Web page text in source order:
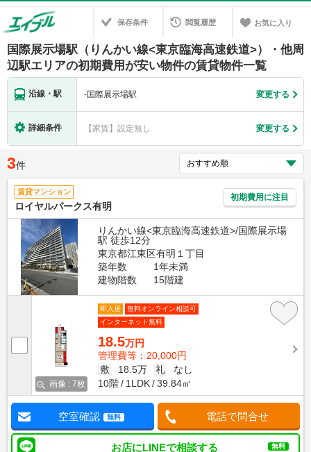
保存条件 閲覧履歴 お気に入り
国際展示場駅（りんかい線<東京臨海高速鉄道>）・他周
辺駅エリアの初期費用が安い物件の賃貸物件一覧
沿線・駅 -国際展示場駅 変更する
詳細条件 【家賃】設定無し 変更する
3件
賃貸マンション
ロイヤルパークス有明
初期費用に注目
りんかい線<東京臨海高速鉄道>/国際展示場
駅 徒歩12分
東京都江東区有明１丁目
築年数
1年未満
建物階数
15階建
画像 : 7枚
即入居
無料オンライン相談可
インターネット無料
18.5万円
管理費等：20,000円
敷
18.5万 礼
なし
10階
1LDK 39.84㎡
空室確認 無料 電話で問合せ
お店にLINEで相談する 無料